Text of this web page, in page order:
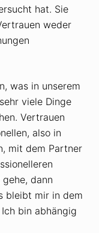
hat. Sie
weder
was in unserem
viele Dinge
Vertrauen
also in
mit dem Partner
dann
bleibt mir in dem
bin abhängig